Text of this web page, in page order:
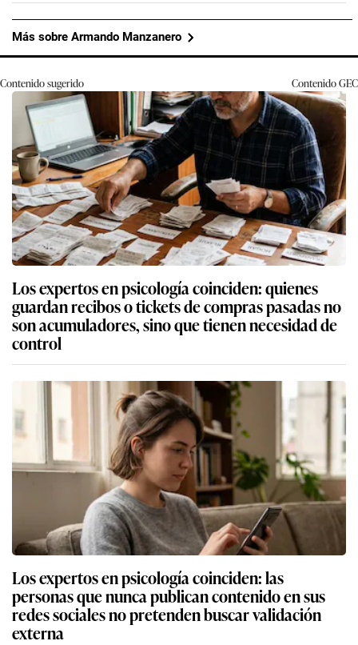
Más sobre Armando Manzanero
Contenido sugerido ContenidoGEC
Los expertos en psicología coinciden: quienes
guardan recibos o tickets de compras pasadas no
son acumuladores, sino que tienen necesidad de
control
Los expertos en psicología coinciden: las
personas que nunca publican contenido en sus
redes sociales no pretenden buscar validación
externa